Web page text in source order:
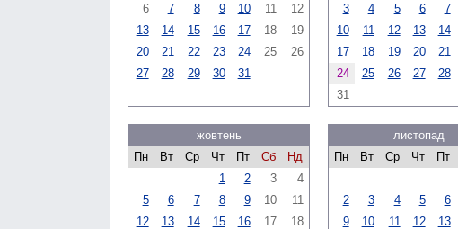
6
7 8 9 10 11
12
13
14 15 16 17 18
19
20
21 22 23 24 25
26
27
28 29 30 31
3
4 5 6 7
10
11 12 13 14
17
18 19 20 21
24
25 26 27 28
31
жовтень
Пн
Вт Ср Чт Пт Сб
Нд
1
2 3
4
5
6 7 8 9 10
11
12
13 14 15 16 17
18
листопад
Пн
Вт Ср Чт Пт
2
3 4 5 6
9
10 11 12 13